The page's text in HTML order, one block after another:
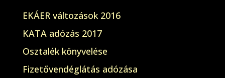
EKÁER változások 2016
KATA adózás 2017
Osztalék könyvelése
Fizetővendéglátás adózása